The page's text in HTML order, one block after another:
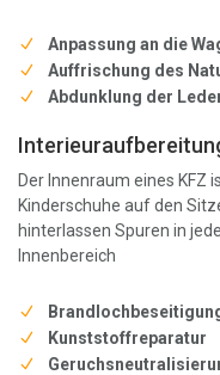
Anpassung an die
Auffrischung des
Abdunklung der
Der Innenraum eines KFZ
Kinderschuhe auf den
hinterlassen Spuren in
Innenbereich
Kunststoffreparatur